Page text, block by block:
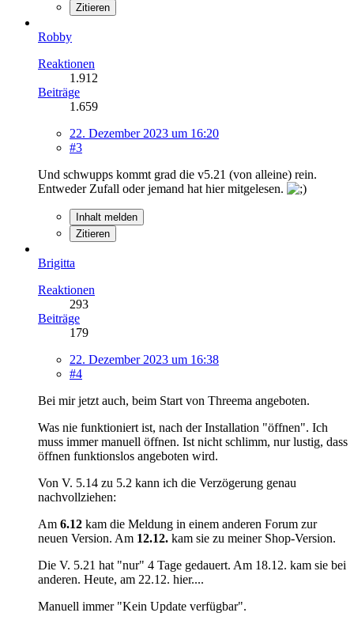
Zitieren
Robby
Reaktionen
1.912
Beiträge
1.659
22. Dezember 2023 um 16:20
#3
Und schwupps kommt grad die v5.21 (von alleine) rein.
Entweder Zufall oder jemand hat hier mitgelesen.
Inhalt melden
Zitieren
Brigitta
Reaktionen
293
Beiträge
179
22. Dezember 2023 um 16:38
#4
Bei mir jetzt auch, beim Start von Threema angeboten.
Was nie funktioniert ist, nach der Installation "öffnen". Ich
muss immer manuell öffnen. Ist nicht schlimm, nur lustig, dass
öffnen funktionslos angeboten wird.
Von V. 5.14 zu 5.2 kann ich die Verzögerung genau
nachvollziehen:
Am 6.12 kam die Meldung in einem anderen Forum zur
neuen Version. Am 12.12. kam sie zu meiner Shop-Version.
Die V. 5.21 hat "nur" 4 Tage gedauert. Am 18.12. kam sie bei
anderen. Heute, am 22.12. hier....
Manuell immer "Kein Update verfügbar".